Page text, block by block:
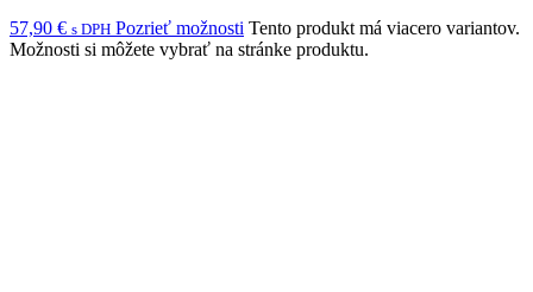
57,90 € s DPH Pozrieť možnosti Tento produkt má viacero variantov.
Možnosti si môžete vybrať na stránke produktu.